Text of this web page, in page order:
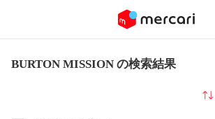
BURTON MISSION の検索結果
並